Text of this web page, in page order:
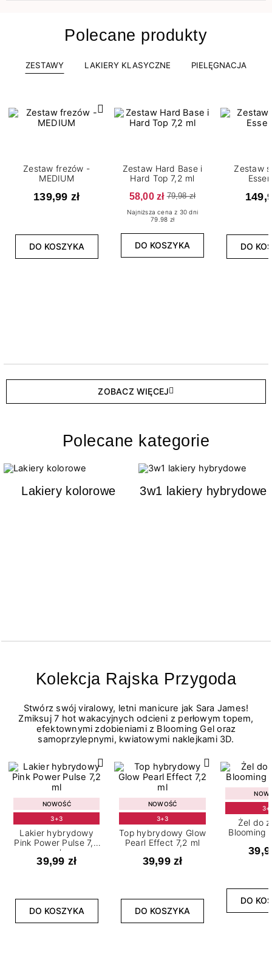
Polecane produkty
ZESTAWY LAKIERY KLASYCZNE PIELĘGNACJA
Zestaw frezów -
MEDIUM
139,99 zł
DO KOSZYKA
Zestaw Hard Base i
Hard Top 7,2 ml
58,00 zł 79,98 zł
Najniższa cena z 30 dni
79.98 zł
DO KOSZYKA
Zestaw
DO
ZOBACZ WIĘCEJ
Polecane kategorie
Lakiery kolorowe 3w1 lakiery hybrydowe
Kolekcja Rajska Przygoda
Stwórz swój viralowy, letni manicure jak Sara James!
Zmiksuj 7 hot wakacyjnych odcieni z perłowym topem,
efektownymi zdobieniami z Blooming Gel oraz
samoprzylepnymi, kwiatowymi naklejkami 3D.
NOWOŚĆ
3+3
Lakier hybrydowy
Pink Power Pulse 7,2
ml
39,99 zł
DO KOSZYKA
NOWOŚĆ
3+3
Top hybrydowy Glow
Pearl Effect 7,2 ml
39,99 zł
DO KOSZYKA
Żel do
Blooming
DO